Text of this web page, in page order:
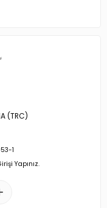
(TRC)
1
Yapınız.